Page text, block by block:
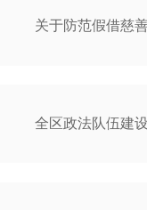
关于防范假借慈
全区政法队伍建